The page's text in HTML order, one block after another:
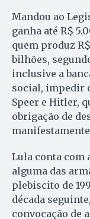
Mandou ao
ganha até R$
quem produz
bilhões,
inclusive a
social, impedir
Speer e Hitler,
obrigação de
Lula conta com
alguma das
plebiscito de
década
convocação de